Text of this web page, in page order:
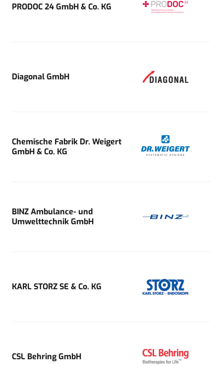
PRODOC 24 GmbH & Co. KG
Diagonal GmbH
Chemische Fabrik Dr. Weigert
GmbH & Co. KG
BINZ Ambulance- und
Umwelttechnik GmbH
KARL STORZ SE & Co. KG
CSL Behring GmbH